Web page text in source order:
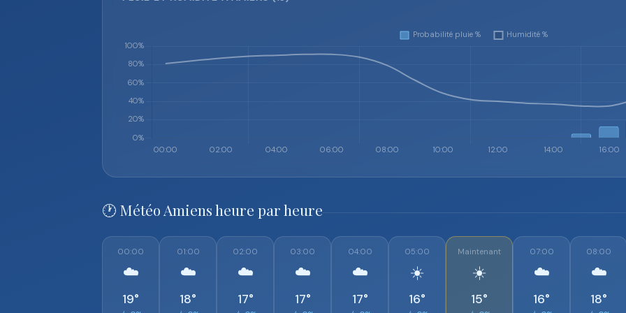
🕐 Météo Amiens heure par heure
00:00
☁️
19°
01:00
☁️
18°
02:00
☁️
17°
03:00
☁️
17°
04:00
☁️
17°
05:00
☀️
16°
Maintenant
☀️
15°
07:00
☁️
16°
08:00
☁️
18°